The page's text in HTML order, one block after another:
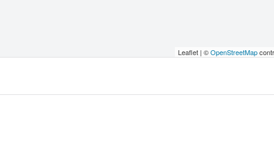
Leaflet | ©OpenStreetMap